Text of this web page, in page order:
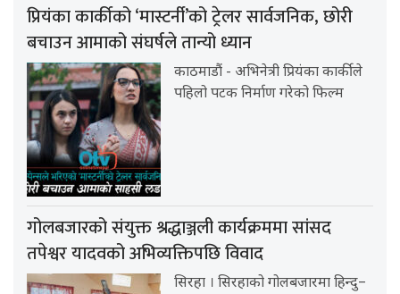
प्रियंका कार्कीको ‘मास्टर्नी’को ट्रेलर सार्वजनिक, छोरी
बचाउन आमाको संघर्षले तान्यो ध्यान
काठमाडौं - अभिनेत्री प्रियंका कार्कीले
पहिलो पटक निर्माण गरेको फिल्म
गोलबजारको संयुक्त श्रद्धाञ्जली कार्यक्रममा सांसद
तपेश्वर यादवको अभिव्यक्तिपछि विवाद
सिरहा । सिरहाको गोलबजारमा हिन्दु–